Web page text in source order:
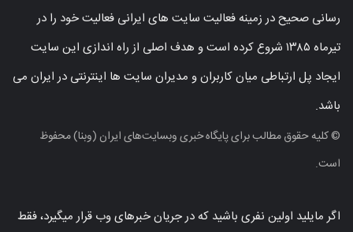
رسانی صحیح در زمینه فعالیت سایت های ایرانی فعالیت خود را در
تیرماه ۱۳۸۵ شروع کرده است و هدف اصلی از راه اندازی این سایت
ایجاد پل ارتباطی میان کاربران و مدیران سایت ها اینترنتی در ایران می
باشد.
© کلیه حقوق مطالب برای پایگاه خبری وبسایت‌های ایران (وبنا) محفوظ
است.
اگر مایلید اولین نفری باشید که در جریان خبرهای وب قرار میگیرد، فقط